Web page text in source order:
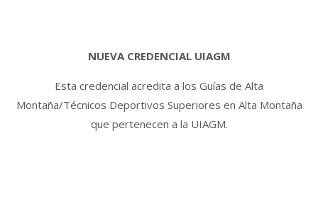
NUEVA CREDENCIAL UIAGM
Esta credencial acredita a los Guías de Alta
Montaña/Técnicos Deportivos Superiores en Alta Montaña
que pertenecen a la UIAGM.